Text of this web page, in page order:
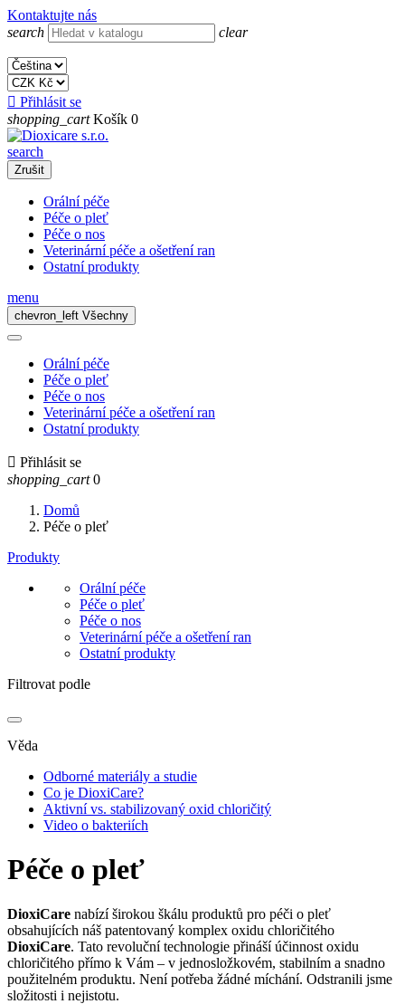
Kontaktujte nás
search
clear
 Přihlásit se
shopping_cart Košík 0
search
Zrušit
Orální péče
Péče o pleť
Péče o nos
Veterinární péče a ošetření ran
Ostatní produkty
menu
chevron_left Všechny
Orální péče
Péče o pleť
Péče o nos
Veterinární péče a ošetření ran
Ostatní produkty
 Přihlásit se
shopping_cart 0
Domů
Péče o pleť
Produkty
Orální péče
Péče o pleť
Péče o nos
Veterinární péče a ošetření ran
Ostatní produkty
Filtrovat podle
Věda
Odborné materiály a studie
Co je DioxiCare?
Aktivní vs. stabilizovaný oxid chloričitý
Video o bakteriích
Péče o pleť
DioxiCare nabízí širokou škálu produktů pro péči o pleť
obsahujících náš patentovaný komplex oxidu chloričitého
DioxiCare. Tato revoluční technologie přináší účinnost oxidu
chloričitého přímo k Vám – v jednosložkovém, stabilním a snadno
použitelném produktu. Není potřeba žádné míchání. Odstranili jsme
složitosti i nejistotu.